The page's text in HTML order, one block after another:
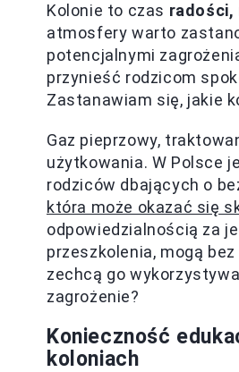
Kolonie to czas radości,
atmosfery warto
potencjalnymi
przynieść rodzicom
Zastanawiam się, jakie
Gaz pieprzowy,
użytkowania. W Polsce
rodziców dbających o
która może okazać się
odpowiedzialnością za
przeszkolenia, mogą
zechcą go
zagrożenie?
Konieczność
koloniach